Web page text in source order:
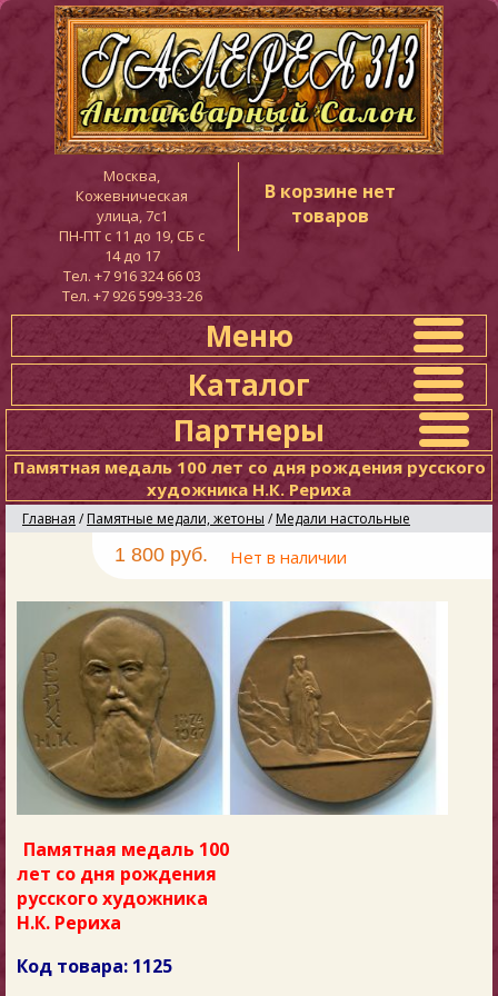
Москва,
Кожевническая
улица, 7с1
ПН-ПТ c 11 до 19, СБ с
14 до 17
Тел. +7 916 324 66 03
Тел. +7 926 599-33-26
В корзине нет
товаров
Меню
Каталог
Партнеры
Памятная медаль 100 лет со дня рождения русского
художника Н.К. Рериха
Главная / Памятные медали, жетоны / Медали настольные
1 800 руб. Нет в наличии
Памятная медаль 100
лет со дня рождения
русского художника
Н.К. Рериха
Код товара: 1125